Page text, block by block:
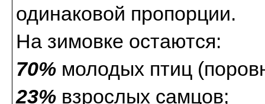
одинаковой пропорции.
На зимовке остаются:
70% молодых птиц
23% взрослых самцов;